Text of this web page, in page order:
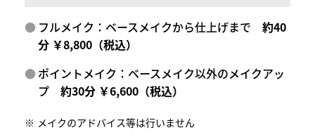
フルメイク：ベースメイクから仕上げまで約40
分 ￥8,800（税込）
ポイントメイク：ベースメイク以外のメイクアッ
プ約30分 ￥6,600（税込）
メイクのアドバイス等は行いません